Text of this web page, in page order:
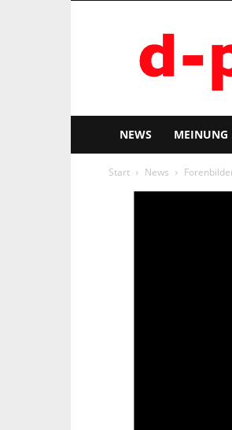
pixx
NEWS MEINUNG
Start News